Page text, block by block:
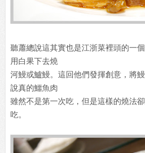
聽蕭總說這其實也是江浙菜裡頭的一
用白果下去燒
河鰻或鱸鰻。這回他們發揮創意，將
說真的鱷魚肉
雖然不是第一次吃，但是這樣的燒法
吃。